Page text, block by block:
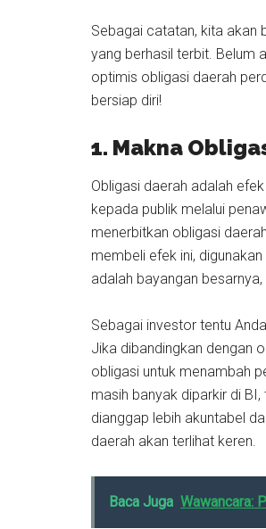
Sebagai catatan, kita akan
yang berhasil terbit. Belum
optimis obligasi daerah
bersiap diri!
1. Makna
Obligasi daerah adalah
kepada publik melalui
menerbitkan obligasi
membeli efek ini,
adalah bayangan
Sebagai investor tentu
Jika dibandingkan dengan
obligasi untuk menambah
masih banyak diparkir di
dianggap lebih akuntabel
daerah akan terlihat keren.
Baca Juga Wawancara: